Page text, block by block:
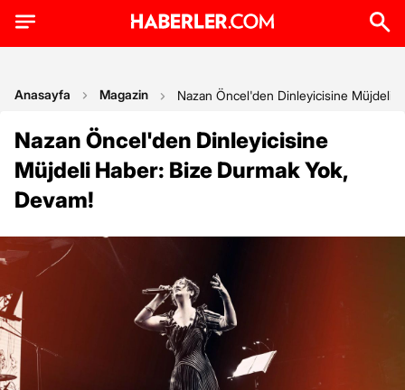
Anasayfa Magazin Nazan Öncel'den Dinleyicisine Müjdeli
Nazan Öncel'den Dinleyicisine
Müjdeli Haber: Bize Durmak Yok,
Devam!